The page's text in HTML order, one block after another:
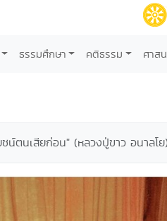
ธรรมศึกษา คติธรรม ศาส
ชน์ตนเสียก่อน" (หลวงปู่ขาว อนาลโย)